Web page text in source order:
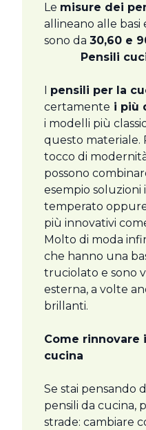
Le misure dei
allineano alle
sono da 30,60 e
Pensili
I pensili per la
certamente i più
i modelli più
questo materiale.
tocco di
possono
esempio
temperato
più innovativi
Molto di moda
che hanno una
truciolato e sono
esterna, a volte
brillanti.
Come rinnovare
cucina
Se stai pensando
pensili da cucina,
strade: cambiare